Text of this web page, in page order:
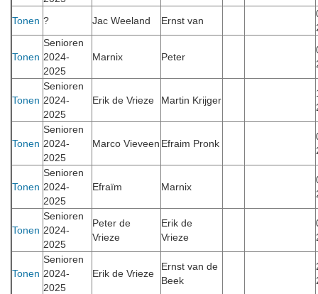
Tonen ? Jac Weeland Ernst van
Tonen
Senioren
2024-
2025
Marnix Peter
Tonen
Senioren
2024-
2025
Erik de Vrieze Martin Krijger
Tonen
Senioren
2024-
2025
Marco Vieveen Efraim Pronk
Tonen
Senioren
2024-
2025
Efraïm Marnix
Tonen
Senioren
2024-
2025
Peter de
Vrieze
Erik de
Vrieze
Tonen
Senioren
2024-
2025
Erik de Vrieze
Ernst van de
Beek